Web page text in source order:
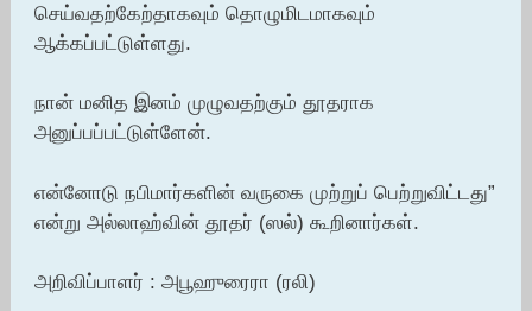
செய்வதற்கேற்தாகவும் தொழுமிடமாகவும்
ஆக்கப்பட்டுள்ளது.
நான் மனித இனம் முழுவதற்கும் தூதராக
அனுப்பப்பட்டுள்ளேன்.
என்னோடு நபிமார்களின் வருகை முற்றுப் பெற்றுவிட்டது”
என்று அல்லாஹ்வின் தூதர் (ஸல்) கூறினார்கள்.
அறிவிப்பாளர் : அபூஹுரைரா (ரலி)